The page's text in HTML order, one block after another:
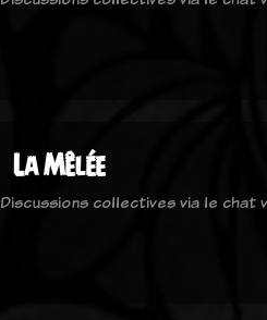
La Mêlée
Discussions collectives via le